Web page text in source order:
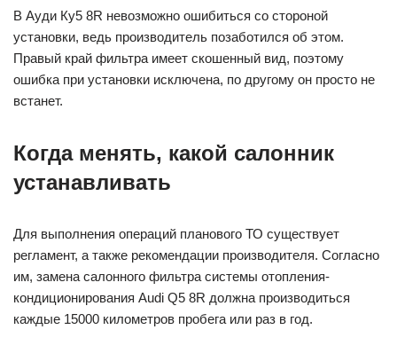
В Ауди Ку5 8R невозможно ошибиться со стороной
установки, ведь производитель позаботился об этом.
Правый край фильтра имеет скошенный вид, поэтому
ошибка при установки исключена, по другому он просто не
встанет.
Когда менять, какой салонник
устанавливать
Для выполнения операций планового ТО существует
регламент, а также рекомендации производителя. Согласно
им, замена салонного фильтра системы отопления-
кондиционирования Audi Q5 8R должна производиться
каждые 15000 километров пробега или раз в год.